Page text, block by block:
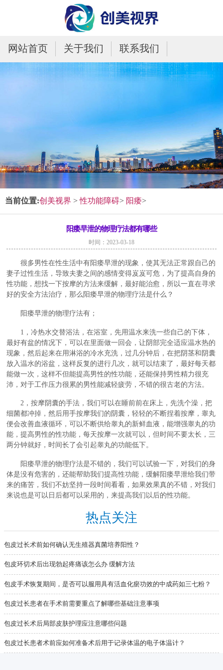
网站首页 关于我们 联系我们
当前位置:创美视界 >性功能障碍> 阳痿>
阳痿早泄的物理疗法都有哪些
时间：2023-03-18
很多男性在性生活中有阳痿早泄的现象，使其无法正常跟自己的
妻子过性生活，导致夫妻之间的感情变得岌岌可危，为了提高自身的
性功能，想找一下按摩的方法来缓解，最好能治愈，所以一直在寻求
好的安全方法治疗，那么阳痿早泄的物理疗法是什么？
阳痿早泄的物理疗法有；
1，冷热水交替浴法，在浴室，先用温水来洗一些自己的下体，
最好有盆的情况下，可以在里面做一回会，让阴部完全适应温水热的
现象，然后起来在用淋浴的冷水充洗，过几分钟后，在把阴茎和阴囊
放入温水的浴盆，这样反复的进行几次，就可以结束了，最好每天都
能做一次，这样不但能提高男性的性功能，还能保持男性精力很充
沛，对于工作压力很累的男性能减轻疲劳，不错的很古老的方法。
2，按摩阴囊的手法，我们可以在睡前前在床上，先洗个澡，把
细菌都冲掉，然后用手按摩我们的阴囊，轻轻的不断捏着按摩，睾丸
便会改善血液循环，可以不断供给睾丸的新鲜血液，能增强睾丸的功
能，提高男性的性功能，每天按摩一次就可以，但时间不要太长，三
两分钟就好，时间长了会引起睾丸的功能低下。
阳痿早泄的物理疗法是不错的，我们可以试验一下，对我们的身
体是没有危害的，还能帮助我们提高性功能，缓解阳痿早泄给我们带
来的痛苦，我们不妨坚持一段时间看看，如果效果真的不错，对我们
来说也是可以日后都可以采用的，来提高我们以后的性功能。
热点关注
包皮过长术前如何确认无生殖器真菌培养阳性？
包皮环切术后出现勃起疼痛该怎么办 缓解方法
包皮手术恢复期间，是否可以服用具有活血化瘀功效的中成药如三七粉？
包皮过长患者在手术前需要重点了解哪些基础注意事项
包皮过长术后局部皮肤护理应注意哪些问题
包皮过长患者术前应如何准备术后用于记录体温的电子体温计？